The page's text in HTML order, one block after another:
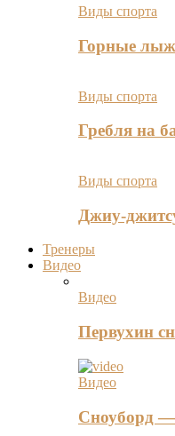
Виды спорта
Горные
Виды спорта
Гребля на
Виды спорта
Джиу-
Тренеры
Видео
Видео
Первухин
Видео
Сноуборд